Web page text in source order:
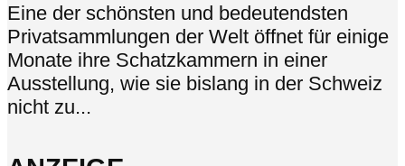
Eine der schönsten und bedeutendsten
Privatsammlungen der Welt öffnet für einige
Monate ihre Schatzkammern in einer
Ausstellung, wie sie bislang in der Schweiz
nicht zu...